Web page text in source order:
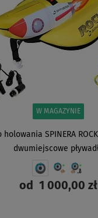
W MAGAZYNIE
holowania SPINERA
dwumiejscowe
od 1 000,00 zł